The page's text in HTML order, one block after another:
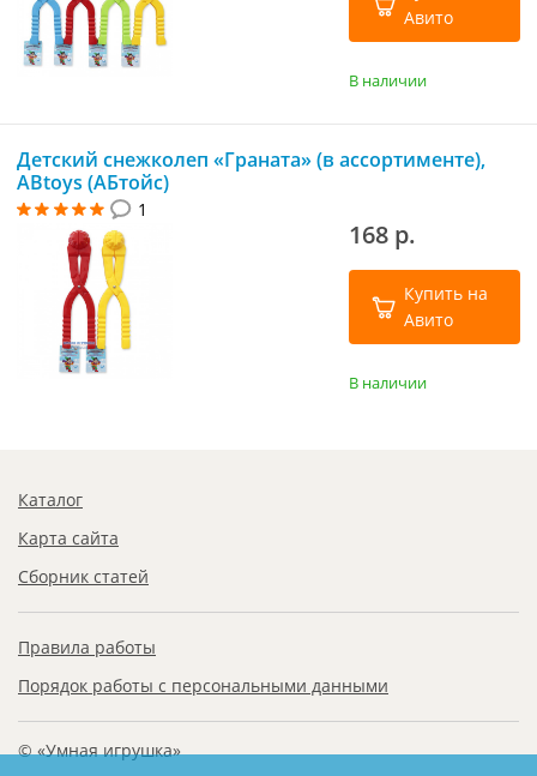
Авито
В наличии
Детский снежколеп «Граната» (в ассортименте),
ABtoys (АБтойс)
1
168 р.
Купить на
Авито
В наличии
Каталог
Карта сайта
Сборник статей
Правила работы
Порядок работы с персональными данными
© «Умная игрушка»